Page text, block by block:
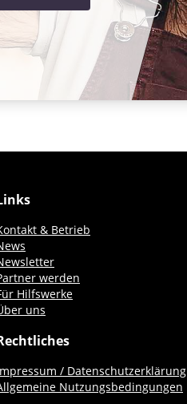
& Betrieb
werden
Hilfswerke
uns
/ Datenschutzerklärung
Nutzungsbedingungen